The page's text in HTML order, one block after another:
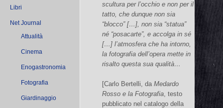
Libri
Net Journal
Attualità
Cinema
Enogastronomia
Fotografia
Giardinaggio
scultura per l’occhio e non per il
tatto, che dunque non sia
“blocco” […], non sia “statua”
né “posacarte”, e accolga in sé
[…] l’atmosfera che ha intorno,
la fotografia dell’opera mette in
risalto questa sua qualità…
[Carlo Bertelli, da Medardo
Rosso e la Fotografia, testo
pubblicato nel catalogo della